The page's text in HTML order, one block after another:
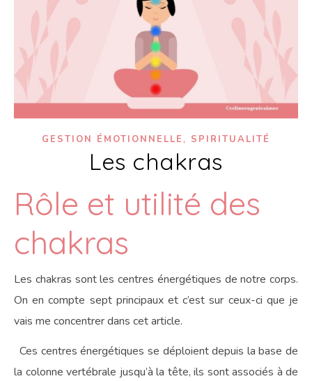
GESTION ÉMOTIONNELLE , SPIRITUALITÉ
Les chakras
Rôle et utilité des
chakras
Les chakras sont les centres énergétiques de notre corps.
On en compte sept principaux et c’est sur ceux-ci que je
vais me concentrer dans cet article.
Ces centres énergétiques se déploient depuis la base de
la colonne vertébrale jusqu’à la tête, ils sont associés à de